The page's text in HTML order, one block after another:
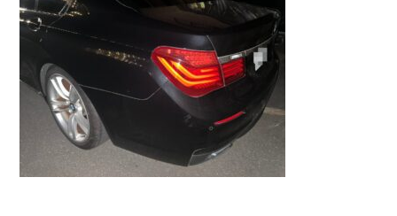
買取システム 事故車査定フォーム
不動車買取実績 シリアルナンバー解説
お知らせ スタッフブログ
プライバシーポリシー